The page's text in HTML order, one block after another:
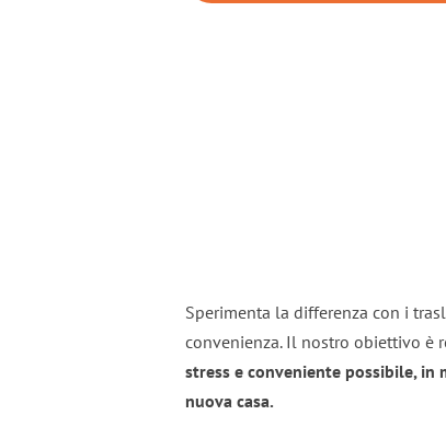
Sperimenta la differenza con i
convenienza. Il nostro obiettivo è
stress e conveniente possibile, in
nuova casa.